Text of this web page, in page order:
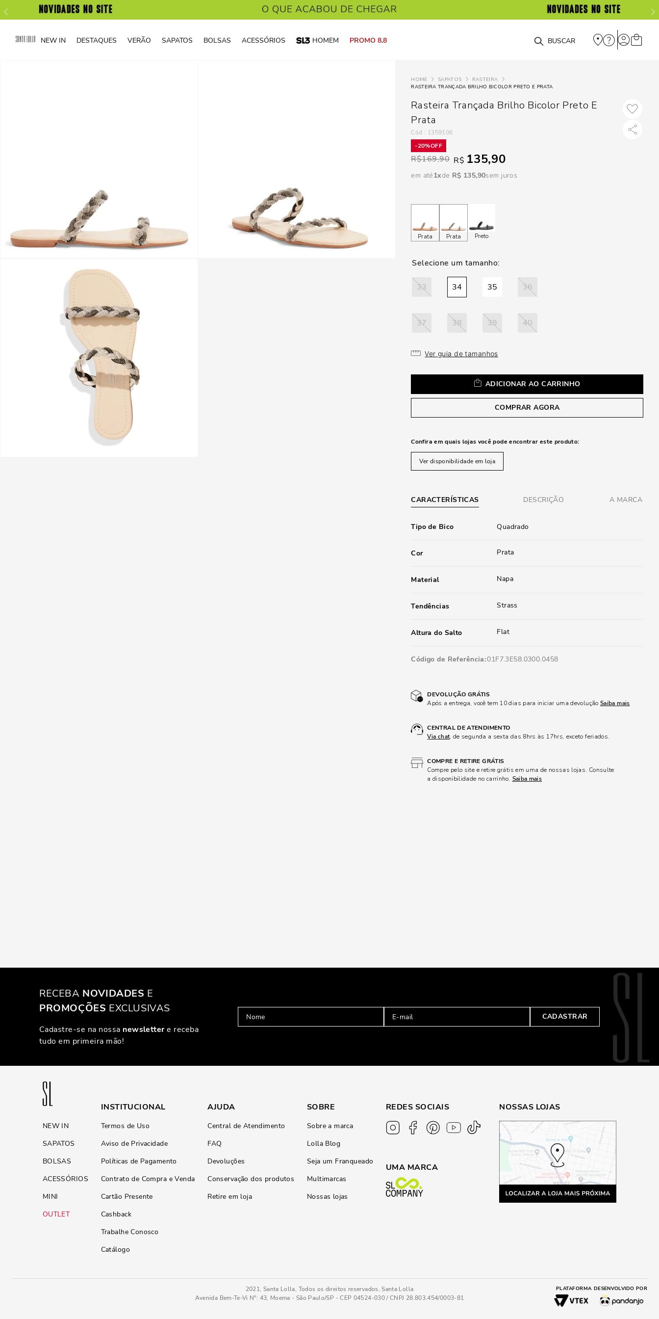
NEW IN DESTAQUES VERÃO SAPATOS BOLSAS ACESSÓRIOS HOMEM PROMO 8.8 O que você está procurando?
SAPATOS
RASTEIRA
RASTEIRA TRANÇADA BRILHO BICOLOR PRETO E PRATA
Rasteira Trançada Brilho Bicolor Preto E
Prata
: 1359106
20%
R$169,90 R$ 135,90
em até1 R$ 135,90sem juros
Prata Prata Preto
33 34 35 36
37 38 39 40
Ver guia de tamanhos
ADICIONAR AO CARRINHO
COMPRAR AGORA
Confira em quais lojas você pode encontrar este produto:
Ver disponibilidade em loja
CARACTERÍSTICAS DESCRIÇÃO A MARCA
Tipo de Bico Quadrado
Cor Prata
Material Napa
Tendências Strass
Altura do Salto Flat
Código de Referência 01F7.3E58.0300.0458
DEVOLUÇÃO GRÁTIS
Após a entrega, você tem 10 dias para iniciar uma devolução Saiba mais
CENTRAL DE ATENDIMENTO
Via chat, de segunda a sexta das 8hrs às 17hrs, exceto feriados.
COMPRE E RETIRE GRÁTIS
Compre pelo site e retire grátis em uma de nossas lojas. Consulte
a disponibilidade no carrinho. Saiba mais
RECEBA NOVIDADES E
PROMOÇÕES EXCLUSIVAS
Cadastre-se na nossa newslettere receba
tudo em primeira mão!
CADASTRAR
NEW IN
SAPATOS
BOLSAS
ACESSÓRIOS
MINI
OUTLET
INSTITUCIONAL
Termos de Uso
Aviso de Privacidade
Políticas de Pagamento
Contrato de Compra e Venda
Cartão Presente
Cashback
Trabalhe Conosco
Catálogo
AJUDA
Central de Atendimento
FAQ
Devoluções
Conservação dos produtos
Retire em loja
SOBRE
Sobre a marca
Lolla Blog
Seja um Franqueado
Multimarcas
Nossas lojas
REDES SOCIAIS
UMA MARCA
NOSSAS LOJAS
2021, Santa Lolla, Todos os direitos reservados, Santa Lolla
Avenida Bem-Te-Vi N°: 43, Moema - São Paulo/SP - CEP 04524-030 / CNPJ 28.803.454/0003-81
PLATAFORMA DESENVOLVIDO POR